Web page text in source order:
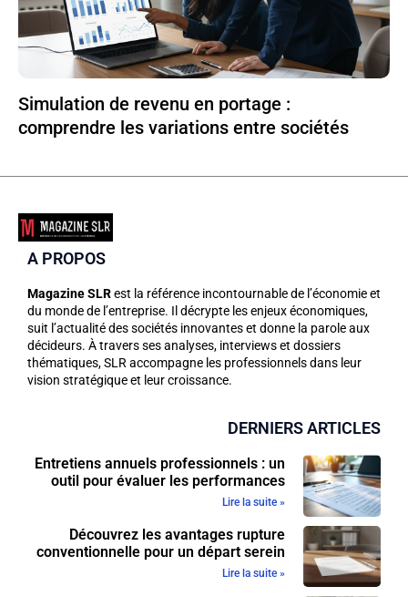
Simulation de revenu en portage :
comprendre les variations entre sociétés
A PROPOS
Magazine SLRest la référence incontournable de l’économie et
du monde de l’entreprise. Il décrypte les enjeux économiques,
suit l’actualité des sociétés innovantes et donne la parole aux
décideurs. À travers ses analyses, interviews et dossiers
thématiques, SLR accompagne les professionnels dans leur
vision stratégique et leur croissance.
DERNIERS ARTICLES
Entretiens annuels professionnels : un
outil pour évaluer les performances
Lire la suite »
Découvrez les avantages rupture
conventionnelle pour un départ serein
Lire la suite »